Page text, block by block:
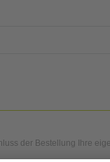
der Bestellung Ihre